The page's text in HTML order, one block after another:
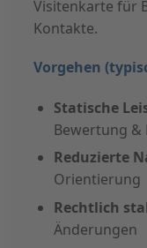
Visitenkarte für
Kontakte.
Vorgehen
Statische
Bewertung &
Reduzierte
Orientierung
Rechtlich
Änderungen